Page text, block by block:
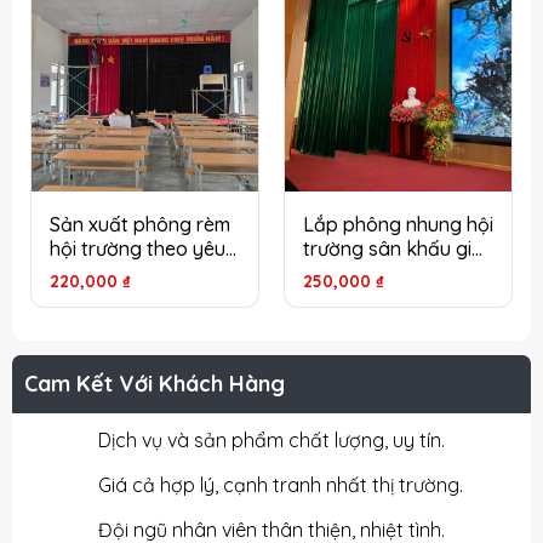
Cam Kết Với Khách Hàng
Dịch vụ và sản phẩm chất lượng, uy tín.
Giá cả hợp lý, cạnh tranh nhất thị trường.
Đội ngũ nhân viên thân thiện, nhiệt tình.
Sản xuất phông rèm
hội trường theo yêu
cầu tại Hà Nội
220,000 ₫
Lắp phông nhung hội
trường sân khấu giá
rẻ tại Hà Nội
250,000 ₫